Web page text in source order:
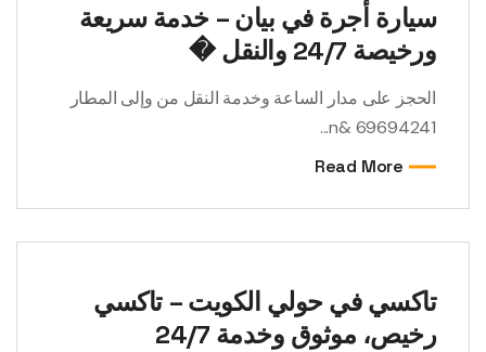
سيارة أجرة في بيان – خدمة سريعة
ورخيصة 24/7 والنقل �
الحجز على مدار الساعة وخدمة النقل من وإلى المطار
69694241 &n...
Read More
تاكسي في حولي الكويت – تاكسي
رخيص، موثوق وخدمة 24/7